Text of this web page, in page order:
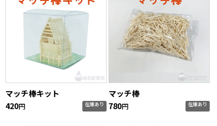
マッチ棒キット
420円 在庫あり
マッチ棒
780円 在庫あり